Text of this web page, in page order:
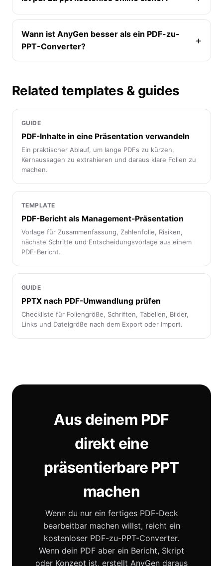
Wann ist AnyGen besser als ein PDF-zu-
PPT-Converter?
Related templates & guides
GUIDE
PDF-Inhalte in eine Präsentation verwandeln
Ein praktischer Ablauf, um lange PDFs zu kürzen,
Kernaussagen zu extrahieren und daraus klare Folien zu
machen.
TEMPLATE
PDF-Bericht als Management-Präsentation
Vorlage für Zusammenfassung, Zahlenfolie, Risiken,
nächste Schritte und Entscheidungsvorlage aus einem
PDF-Bericht.
GUIDE
PPTX nach PDF-Umwandlung prüfen
Checkliste für Foliengröße, Schriften, Tabellen, Bilder,
Links und Dateigröße nach dem Export oder Import.
Aus deinem PDF
direkt eine
präsentierbare PPT
machen
Wenn du nur ein fertiges PDF-Deck
bearbeitbar machen willst, reicht ein
kostenloser PDF-zu-PPT-Converter.
Wenn dein PDF aber ein Bericht, Skript
oder Konzept ist, erstellt AnyGen daraus